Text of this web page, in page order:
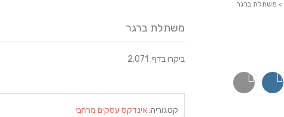
> משתלת ברגר
משתלת ברגר
ביקרו בדף: 2,071
קטגוריה:אינדקס עסקים מרחבי